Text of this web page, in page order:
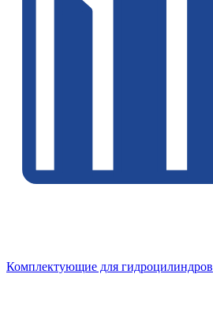
Комплектующие для гидроцилиндров